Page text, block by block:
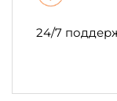
24/7